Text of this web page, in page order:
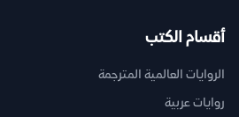
أقسام الكتب
الروايات العالمية المترجمة
روايات عربية